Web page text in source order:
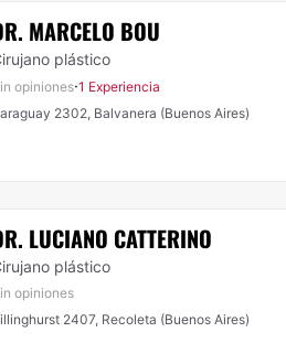
MARCELO BOU
plástico
opiniones·1 Experiencia
2302, Balvanera (Buenos Aires)
LUCIANO CATTERINO
plástico
opiniones
2407, Recoleta (Buenos Aires)